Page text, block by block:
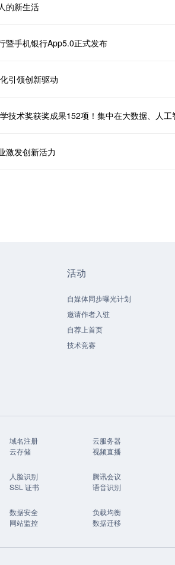
的新生活
暨手机银行App5.0正式发布
引领创新驱动
激发创新活力
活动
自媒体同步曝光计划
邀请作者入驻
自荐上首页
技术竞赛
域名注册 云服务器
云存储
视频直播
人脸识别 腾讯会议
SSL 证书
语音识别
数据安全 负载均衡
网站监控
数据迁移